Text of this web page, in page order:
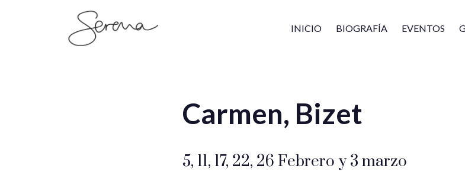
INICIO BIOGRAFÍA EVENTOS
Carmen, Bizet
5, 11, 17, 22, 26 Febrero y 3 marzo